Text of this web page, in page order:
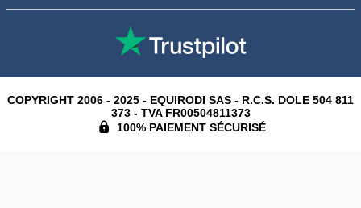
COPYRIGHT 2006 - 2025 - EQUIRODI SAS - R.C.S. DOLE 504 811
373 - TVA FR00504811373
100% PAIEMENT SÉCURISÉ